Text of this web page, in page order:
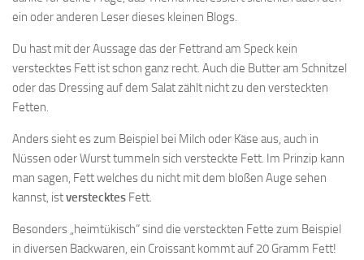
ein oder anderen Leser dieses kleinen Blogs.
Du hast mit der Aussage das der Fettrand am Speck kein
verstecktes Fett ist schon ganz recht. Auch die Butter am Schnitzel
oder das Dressing auf dem Salat zählt nicht zu den versteckten
Fetten.
Anders sieht es zum Beispiel bei Milch oder Käse aus, auch in
Nüssen oder Wurst tummeln sich versteckte Fett. Im Prinzip kann
man sagen, Fett welches du nicht mit dem bloßen Auge sehen
kannst, istverstecktes Fett.
Besonders „heimtükisch“ sind die versteckten Fette zum Beispiel
in diversen Backwaren, ein Croissant kommt auf 20 Gramm Fett!